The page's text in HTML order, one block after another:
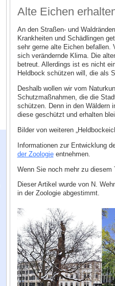
Alte Eichen
An den Straßen- und
Krankheiten und Schädlingen
sehr gerne alte Eichen befallen.
sich verändernde Klima. Die
betreut. Allerdings ist es nicht
Heldbock schützen will, die als
Deshalb wollen wir vom
Schutzmaßnahmen, die die
schützen. Denn in den Wäldern
diese geschützt und erhalten
Bilder von weiteren
Informationen zur Entwicklung
der Zoologieentnehmen.
Wenn Sie noch mehr zu diesem
Dieser Artikel wurde von N.
in der Zoologie abgestimmt.